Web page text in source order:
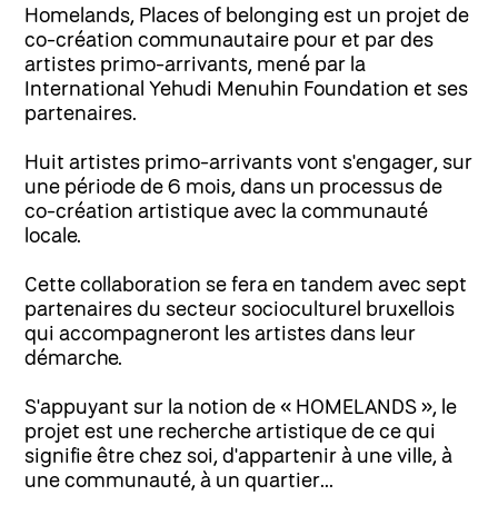
Homelands, Places of belonging est un projet de
co-création communautaire pour et par des
artistes primo-arrivants, mené par la
International Yehudi Menuhin Foundation et ses
partenaires.
Huit artistes primo-arrivants vont s'engager, sur
une période de 6 mois, dans un processus de
co-création artistique avec la communauté
locale.
Cette collaboration se fera en tandem avec sept
partenaires du secteur socioculturel bruxellois
qui accompagneront les artistes dans leur
démarche.
S'appuyant sur la notion de « HOMELANDS », le
projet est une recherche artistique de ce qui
signifie être chez soi, d'appartenir à une ville, à
une communauté, à un quartier...